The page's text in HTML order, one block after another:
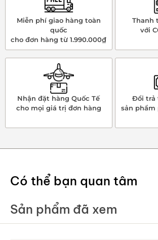
Miễn phí giao hàng toàn
quốc
cho đơn hàng từ 1.990.000₫
Thanh
với
Nhận đặt hàng Quốc Tế
cho mọi giá trị đơn hàng
Đổi trả
sản phẩm
Có thể bạn quan tâm
Sản phẩm đã xem